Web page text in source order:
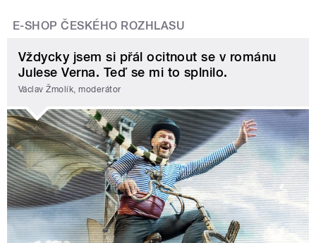
E-SHOP ČESKÉHO ROZHLASU
Vždycky jsem si přál ocitnout se v románu
Julese Verna. Teď se mi to splnilo.
Václav Žmolík, moderátor